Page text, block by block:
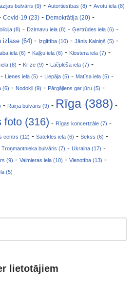
bulvāris (9) - Autortiesības (8) - Avotu iela (8)
Covid-19 (23) - Demokrātija (20) -
(8) - Dzirnavu iela (8) - Ģertrūdes iela (6) -
izlase (64) - Izglītība (10) - Jānis Kalniņš (5) -
iela (6) - Kaļķu iela (6) - Klostera iela (7) -
(8) - Krīze (9) - Lāčplēša iela (7) -
- Lienes iela (5) - Liepāja (5) - Matīsa iela (5) -
(6) - Nodokļi (9) - Pārgājiens gar jūru (5) -
- Raiņa bulvāris (9) - Rīga (388) -
foto (316) - Rīgas koncertzāle (7) -
centrs (12) - Satekles iela (6) - Sekss (6) -
Troņmantnieka bulvāris (7) - Ukraina (17) -
(9) - Valmieras iela (10) - Vienotība (13) -
(5)
lietotājiem